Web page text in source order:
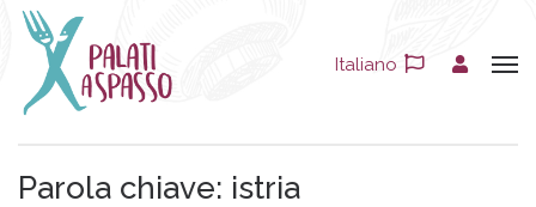
Italiano
Parola chiave: istria